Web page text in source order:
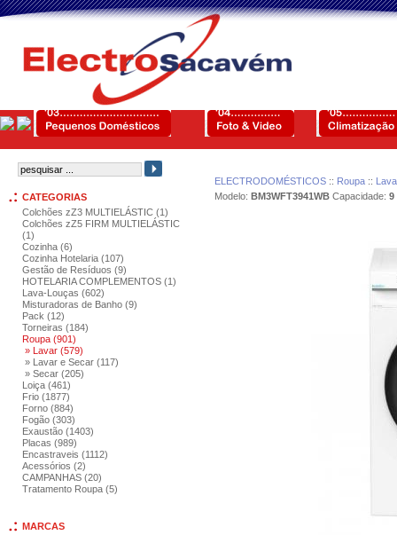
CATEGORIAS
Colchões zZ3 MULTIELÁSTIC (1)
Colchões zZ5 FIRM MULTIELÁSTIC
(1)
Cozinha (6)
Cozinha Hotelaria (107)
Gestão de Resíduos (9)
HOTELARIA COMPLEMENTOS (1)
Lava-Louças (602)
Misturadoras de Banho (9)
Pack (12)
Torneiras (184)
Roupa (901)
» Lavar (579)
» Lavar e Secar (117)
» Secar (205)
Loiça (461)
Frio (1877)
Forno (884)
Fogão (303)
Exaustão (1403)
Placas (989)
Encastraveis (1112)
Acessórios (2)
CAMPANHAS (20)
Tratamento Roupa (5)
MARCAS
ELECTRODOMÉSTICOS:: Roupa::
Modelo: BM3WFT3941WBCapacidade: 9